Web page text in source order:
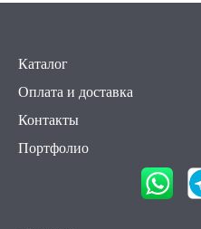
Каталог
Оплата и доставка
Контакты
Портфолио